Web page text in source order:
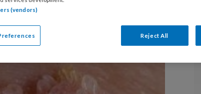
(vendors)
Reject All